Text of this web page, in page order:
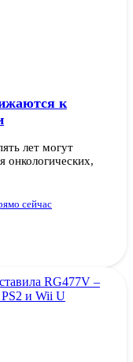
к
лет могут
онкологических,
сейчас